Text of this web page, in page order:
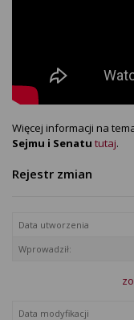
Więcej informacji na
Sejmu i Senatu tutaj.
Rejestr zmian
Data utworzenia
Wprowadził:
Data modyfikacji